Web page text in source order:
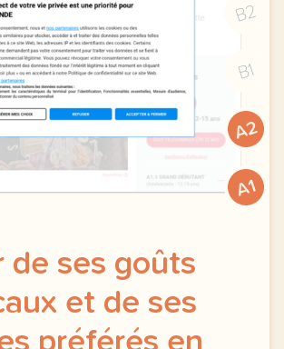
B2
B1
A2
A1
de ses goûts
et de ses